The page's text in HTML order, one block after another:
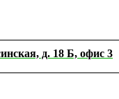
д. 18 Б, офис 3